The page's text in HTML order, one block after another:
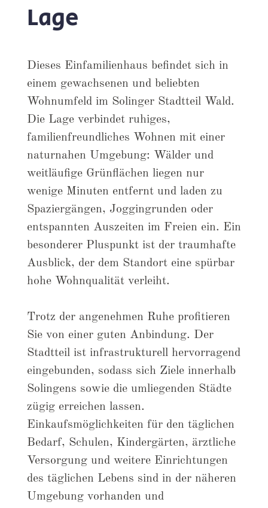
Lage
Dieses Einfamilienhaus befindet sich in
einem gewachsenen und beliebten
Wohnumfeld im Solinger Stadtteil Wald.
Die Lage verbindet ruhiges,
familienfreundliches Wohnen mit einer
naturnahen Umgebung: Wälder und
weitläufige Grünflächen liegen nur
wenige Minuten entfernt und laden zu
Spaziergängen, Joggingrunden oder
entspannten Auszeiten im Freien ein. Ein
besonderer Pluspunkt ist der traumhafte
Ausblick, der dem Standort eine spürbar
hohe Wohnqualität verleiht.
Trotz der angenehmen Ruhe profitieren
Sie von einer guten Anbindung. Der
Stadtteil ist infrastrukturell hervorragend
eingebunden, sodass sich Ziele innerhalb
Solingens sowie die umliegenden Städte
zügig erreichen lassen.
Einkaufsmöglichkeiten für den täglichen
Bedarf, Schulen, Kindergärten, ärztliche
Versorgung und weitere Einrichtungen
des täglichen Lebens sind in der näheren
Umgebung vorhanden und